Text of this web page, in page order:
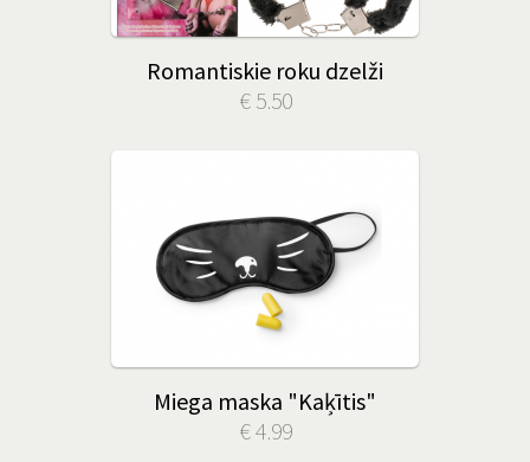
Romantiskie roku dzelži
€ 5.50
Miega maska "Kaķītis"
€ 4.99